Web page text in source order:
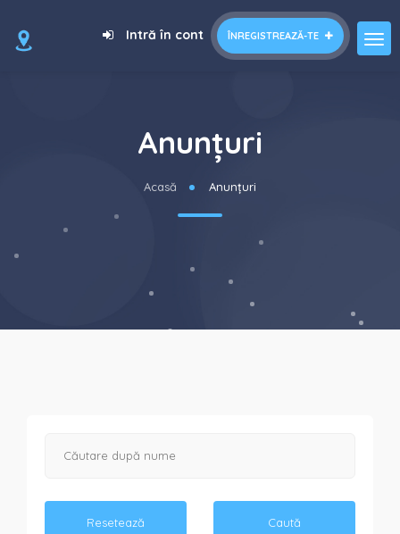
ÎNREGISTREAZĂ-TE
Intră în cont
Anunțuri
Acasă Anunțuri
Resetează Caută